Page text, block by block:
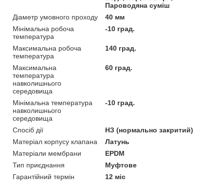
Пароводяна суміш
Діаметр умовного проходу
40 мм
Мінімальна робоча
температура
-10 град.
Максимальна робоча
температура
140 град.
Максимальна
температура
навколишнього
середовища
60 град.
Мінімальна температура
навколишнього
середовища
-10 град.
Спосіб дії
НЗ (нормально закритий)
Матеріал корпусу клапана
Латунь
Матеріали мембрани
EPDM
Тип приєднання
Муфтове
Гарантійний термін
12 міс